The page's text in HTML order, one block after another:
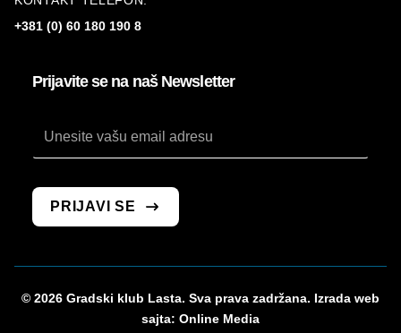
+381 (0) 60 180 190 8
Prijavite se na naš Newsletter
PRIJAVI SE
© 2026 Gradski klub Lasta. Sva prava zadržana. Izrada web
sajta: Online Media